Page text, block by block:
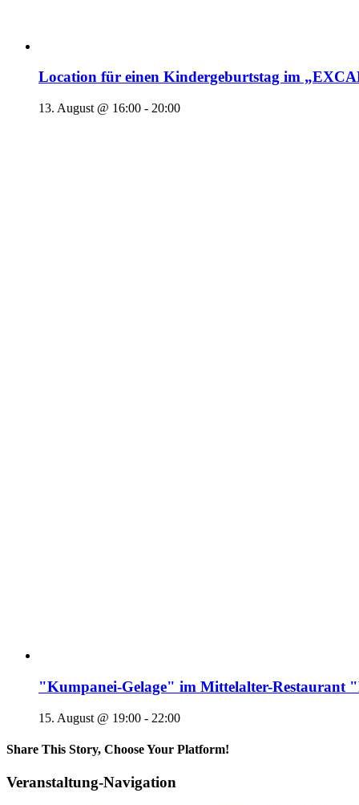
Location für einen Kindergeburtstag im
13. August @ 16:00 - 20:00
"Kumpanei-Gelage" im Mittelalter-
15. August @ 19:00 - 22:00
Share This Story, Choose Your Platform!
Veranstaltung-Navigation